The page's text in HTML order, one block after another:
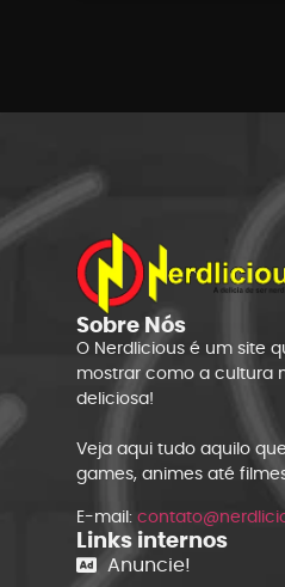
Sobre Nós
O Nerdlicious é um site
mostrar como a cultura
deliciosa!
Veja aqui tudo aquilo
games, animes até
E-mail:
Links internos
Anuncie!